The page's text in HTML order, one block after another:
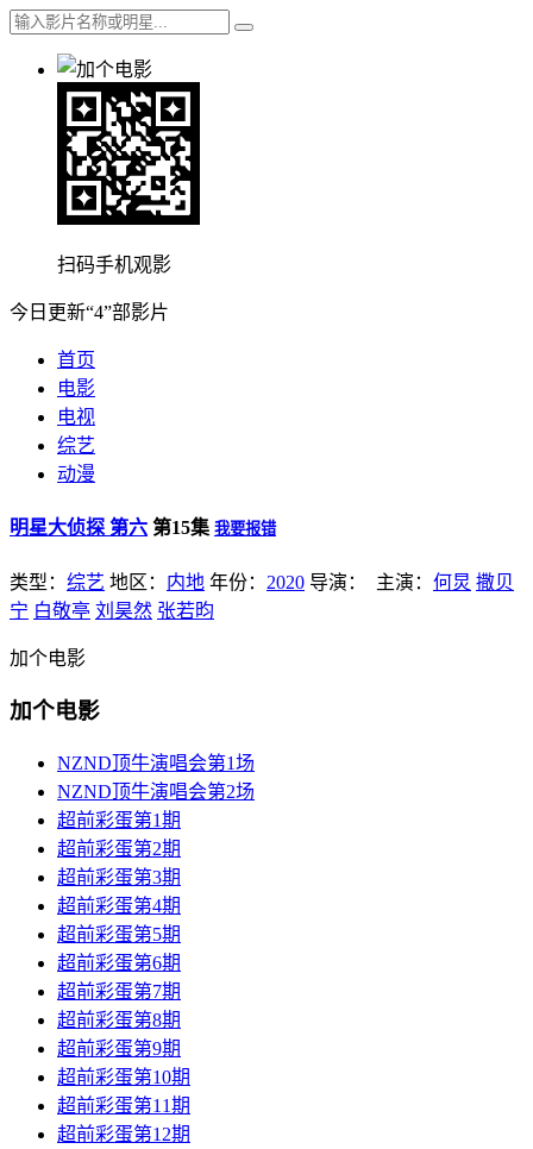
扫码手机观影
今日更新“4”部影片
首页
电影
电视
综艺
动漫
明星大侦探 第六 第15集 我要报错
类型： 综艺 地区： 内地 年份： 2020 导演： 主演： 何炅 撒贝
宁 白敬亭 刘昊然 张若昀
加个电影
加个电影
NZND顶牛演唱会第1场
NZND顶牛演唱会第2场
超前彩蛋第1期
超前彩蛋第2期
超前彩蛋第3期
超前彩蛋第4期
超前彩蛋第5期
超前彩蛋第6期
超前彩蛋第7期
超前彩蛋第8期
超前彩蛋第9期
超前彩蛋第10期
超前彩蛋第11期
超前彩蛋第12期